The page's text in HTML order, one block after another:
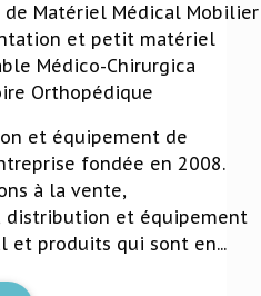
de Matériel Médical Mobilier
et petit matériel
Médico-Chirurgica
Orthopédique
et équipement de
fondée en 2008.
à la vente,
distribution et équipement
et produits qui sont en...